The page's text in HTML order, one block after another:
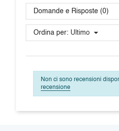
Domande e Risposte (0)
Ordina per: Ultimo
Non ci sono recensioni
recensione